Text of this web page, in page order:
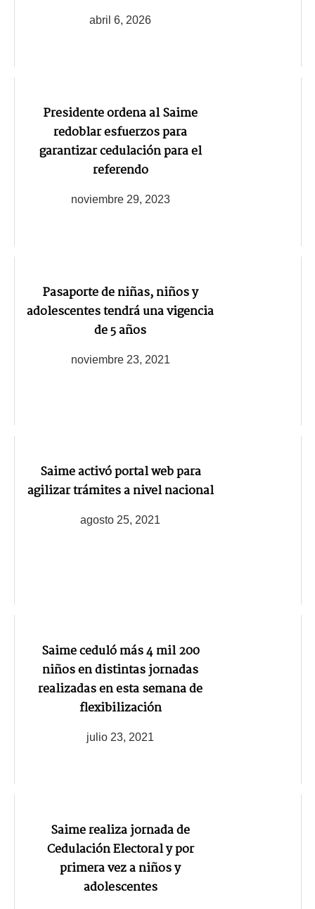
abril 6, 2026
Presidente ordena al Saime
redoblar esfuerzos para
garantizar cedulación para el
referendo
noviembre 29, 2023
Pasaporte de niñas, niños y
adolescentes tendrá una vigencia
de 5 años
noviembre 23, 2021
Saime activó portal web para
agilizar trámites a nivel nacional
agosto 25, 2021
Saime ceduló más 4 mil 200
niños en distintas jornadas
realizadas en esta semana de
flexibilización
julio 23, 2021
Saime realiza jornada de
Cedulación Electoral y por
primera vez a niños y
adolescentes